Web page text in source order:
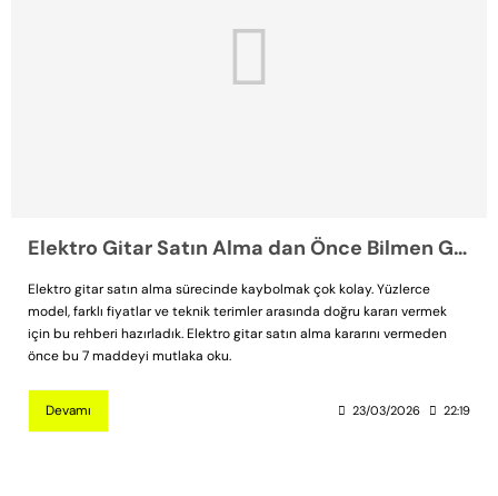
Elektro Gitar Satın Alma dan Önce Bilmen Gereken 7 Şey
Elektro gitar satın alma sürecinde kaybolmak çok kolay. Yüzlerce
model, farklı fiyatlar ve teknik terimler arasında doğru kararı vermek
için bu rehberi hazırladık. Elektro gitar satın alma kararını vermeden
önce bu 7 maddeyi mutlaka oku.
Devamı 23/03/2026 22:19